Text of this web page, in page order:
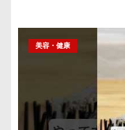
美容・健康